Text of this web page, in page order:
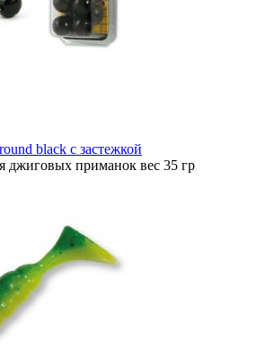
black с застежкой
джиговых приманок вес 35 гр